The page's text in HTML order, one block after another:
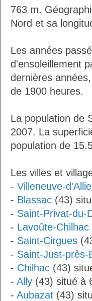
763 m.
Nord et sa
Les années
d'ensoleillement
dernières
de 1900 heures.
La population de
2007. La
population de
Les villes et
- Villeneuve-
- Blassac (43)
- Saint-Privat-du-
- Lavoûte-Chilhac
- Saint-Cirgues
- Saint-Just-près-
- Chilhac (43)
- Ally (43) situé à
- Aubazat (43)